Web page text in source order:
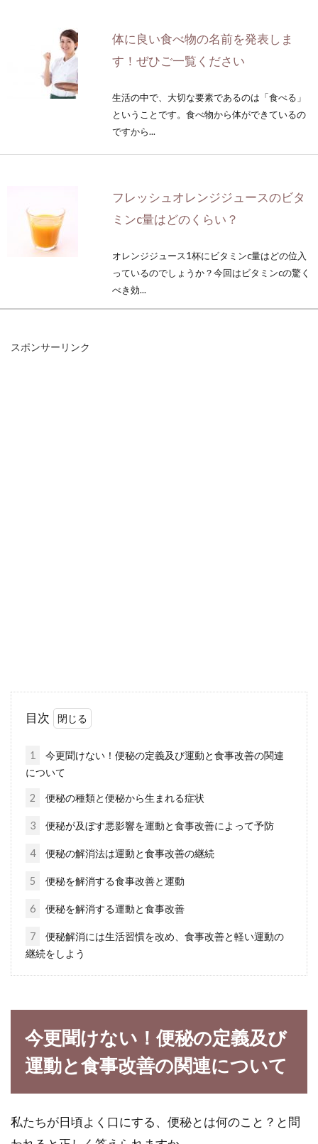
体に良い食べ物の名前を発表しま
す！ぜひご一覧ください
生活の中で、大切な要素であるのは「食べる」
ということです。食べ物から体ができているの
ですから...
フレッシュオレンジジュースのビタ
ミンc量はどのくらい？
オレンジジュース1杯にビタミンc量はどの位入
っているのでしょうか？今回はビタミンcの驚く
べき効...
が食事用椅子に座らない！
で、1日1回の食事の時間を楽しみにしていた方
も多いのでは...
食生活改善は簡単！一人暮らしでも
一人暮らしをしていると、食事が面倒になり抜
いてしまったり、いい加減な食事になってしま
います。...
女性のいつものお昼ご飯！摂取カロ
スポンサーリンク
目次
1
今更聞けない！便秘の定義及び運動と食事改善の関連
について
2 便秘の種類と便秘から生まれる症状
3 便秘が及ぼす悪影響を運動と食事改善によって予防
4 便秘の解消法は運動と食事改善の継続
5 便秘を解消する食事改善と運動
6 便秘を解消する運動と食事改善
7
便秘解消には生活習慣を改め、食事改善と軽い運動の
継続をしよう
今更聞けない！便秘の定義及び
運動と食事改善の関連について
私たちが日頃よく口にする、便秘とは何のこと？と問